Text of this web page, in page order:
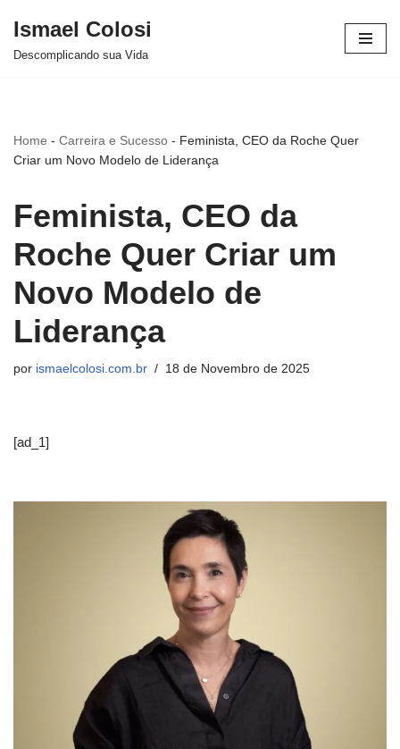
Avançar
Ismael Colosi
Descomplicando sua Vida
Home - Carreira e Sucesso - Feminista, CEO da Roche Quer
Criar um Novo Modelo de Liderança
Feminista, CEO da
Roche Quer Criar um
Novo Modelo de
Liderança
por ismaelcolosi.com.br 18 de Novembro de 2025
[ad_1]